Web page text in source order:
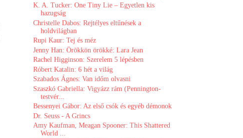
K. A. Tucker: One ​Tiny Lie – Egyetlen kis
hazugság
Christelle Dabos: Rejtélyes eltűnések a
holdvilágban
Rupi Kaur: Tej és méz
Jenny Han: Örökkön ​örökké: Lara Jean
Rachel Higginson: Szerelem 5 lépésben
Róbert Katalin: 6 hét a világ
Szabados Ágnes: Van időm olvasni
Szaszkó Gabriella: Vigyázz rám (Pennington-
testvér...
Bessenyei Gábor: Az első csók és egyéb démonok
Dr. Seuss - A Grincs
Amy Kaufman, Meagan Spooner: This Shattered
World ...